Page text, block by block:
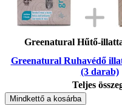
Greenatural Hűtő-
Greenatural Ruhavédő
(3 darab)
Teljes
Mindkettő a kosárba